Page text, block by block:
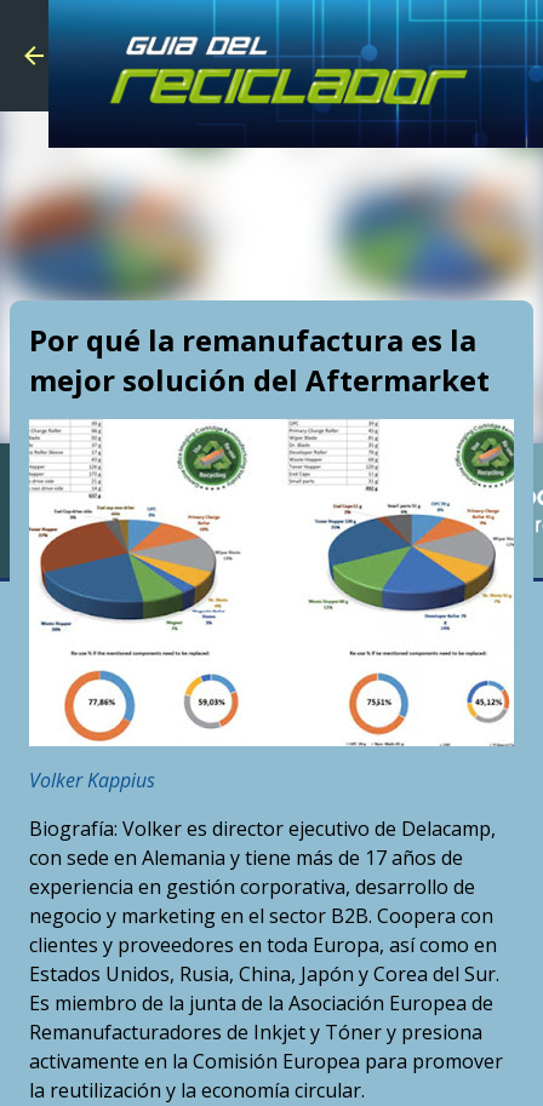
Skip to
Por qué la remanufactura es la
mejor solución del Aftermarket
Volker Kappius
Biografía: Volker es director ejecutivo de Delacamp,
con sede en Alemania y tiene más de 17 años de
experiencia en gestión corporativa, desarrollo de
negocio y marketing en el sector B2B. Coopera con
clientes y proveedores en toda Europa, así como en
Estados Unidos, Rusia, China, Japón y Corea del Sur.
Es miembro de la junta de la Asociación Europea de
Remanufacturadores de Inkjet y Tóner y presiona
activamente en la Comisión Europea para promover
la reutilización y la economía circular.